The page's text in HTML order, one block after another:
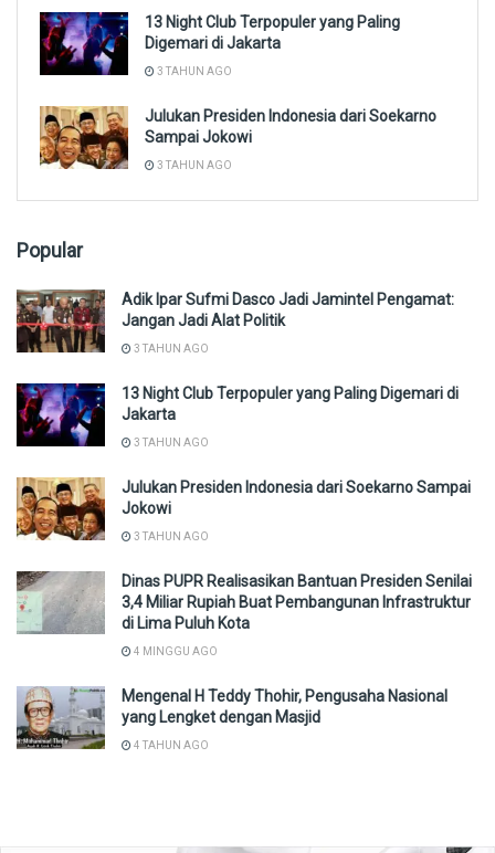
13 Night Club Terpopuler yang Paling
Digemari di Jakarta
3 TAHUN AGO
Julukan Presiden Indonesia dari Soekarno
Sampai Jokowi
3 TAHUN AGO
Popular
Adik Ipar Sufmi Dasco Jadi Jamintel Pengamat:
Jangan Jadi Alat Politik
3 TAHUN AGO
13 Night Club Terpopuler yang Paling Digemari di
Jakarta
3 TAHUN AGO
Julukan Presiden Indonesia dari Soekarno Sampai
Jokowi
3 TAHUN AGO
Dinas PUPR Realisasikan Bantuan Presiden Senilai
3,4 Miliar Rupiah Buat Pembangunan Infrastruktur
di Lima Puluh Kota
4 MINGGU AGO
Mengenal H Teddy Thohir, Pengusaha Nasional
yang Lengket dengan Masjid
4 TAHUN AGO